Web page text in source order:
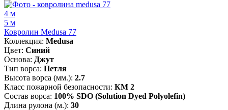
4 м
5 м
Ковролин Medusa 77
Коллекция: Medusa
Цвет: Синий
Основа: Джут
Тип ворса: Петля
Высота ворса (мм.): 2.7
Класс пожарной безопасности: КМ 2
Состав ворса: 100% SDO (Solution Dyed Polyolefin)
Длина рулона (м.): 30